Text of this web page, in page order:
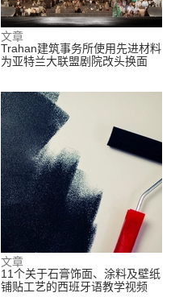
文章
Trahan建筑事务所使用先进材料
为亚特兰大联盟剧院改头换面
文章
11个关于石膏饰面、涂料及壁纸
铺贴工艺的西班牙语教学视频